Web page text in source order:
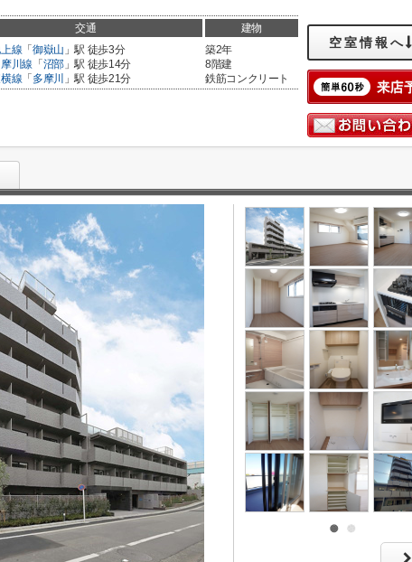
交通 建物
線 「 御嶽山 」駅 徒歩3分
川線 「 沼部」駅 徒歩14分
線 「 多摩川 」駅 徒歩21分
築2年
8階建
鉄筋コンクリート
空室情報へ